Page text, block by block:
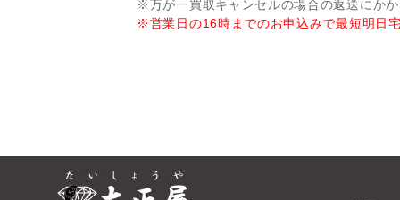
※万が一買取キャンセルの場合の返送にか
※営業日の16時までのお申込みで最短明日